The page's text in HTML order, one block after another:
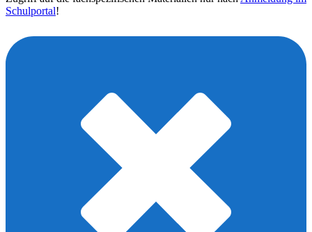
Schulportal!